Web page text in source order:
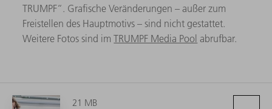
TRUMPF“. Grafische Veränderungen – außer zum
Freistellen des Hauptmotivs – sind nicht gestattet.
Weitere Fotos sind imTRUMPF Media Pool abrufbar.
21 MB